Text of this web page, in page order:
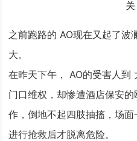
之前跑路的AO现在又起了波
大。
在昨天下午，AO的受害人到
门口维权，却惨遭酒店保安
作，倒地不起四肢抽搐，场
进行抢救后才脱离危险。